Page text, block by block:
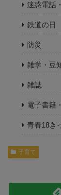
迷惑電話
鉄道の日
防災
雑学・豆
雑誌
電子書籍
青春18き
子育て